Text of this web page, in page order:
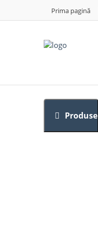
Prima pagină
Produse